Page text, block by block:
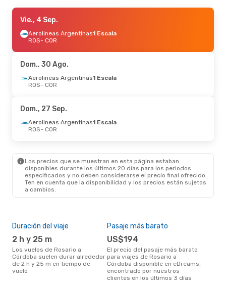
Jue., 24 Sep.
Aerolineas Argentinas1 Escala
ROS- COR
COR- ROS
Sáb., 5 Sep. - Sáb., 12 Sep.
Aerolineas Argentinas
COR - ROS
- COR
Aerolineas Argentinas1 Escala
COR- ROS
Vie., 4 Sep.
Aerolineas Argentinas1 Escala
ROS- COR
Dom., 30 Ago.
Aerolineas Argentinas1 Escala
ROS- COR
Dom., 27 Sep.
Aerolineas Argentinas1 Escala
ROS- COR
Los precios que se muestran en esta página estaban
disponibles durante los últimos 20 días para los periodos
especificados y no deben considerarse el precio final ofrecido.
Ten en cuenta que la disponibilidad y los precios están sujetos
a cambios.
Duración del viaje
2 h y 25 m
Los vuelos de Rosario a
Córdoba suelen durar alrededor
de 2 h y 25 m en tiempo de
vuelo
Pasaje más barato
US$194
El precio del pasaje más barato
para viajes de Rosario a
Córdoba disponible en eDreams,
encontrado por nuestros
clientes en los últimos 3 días